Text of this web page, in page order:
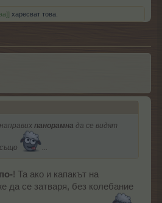
харесват това.
панорамна да се видят
...
по-! Та ако и капакът на
да се затваря, без колебание